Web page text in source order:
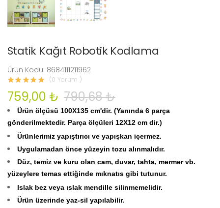
Statik Kağıt Robotik Kodlama
Ürün Kodu: 8684111211962
(0 Yorum )
759,00 ₺ 790,68 ₺
Ürün ölçüsü 100X135 cm'dir. (Yanında 6 parça
gönderilmektedir. Parça ölçüleri 12X12 cm dir.)
Ürünlerimiz yapıştırıcı ve yapışkan içermez.
Uygulamadan önce yüzeyin tozu alınmalıdır.
Düz, temiz ve kuru olan cam, duvar, tahta, mermer vb.
yüzeylere temas ettiğinde mıknatıs gibi tutunur.
Islak bez veya ıslak mendille silinmemelidir.
Ürün üzerinde yaz-sil yapılabilir.